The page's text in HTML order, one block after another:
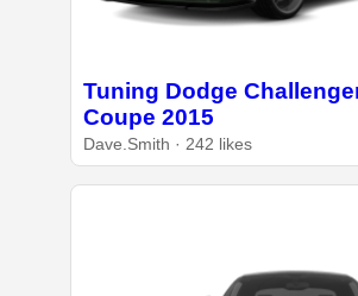
Tuning Dodge
Coupe 2015
Dave.Smith · 242 likes